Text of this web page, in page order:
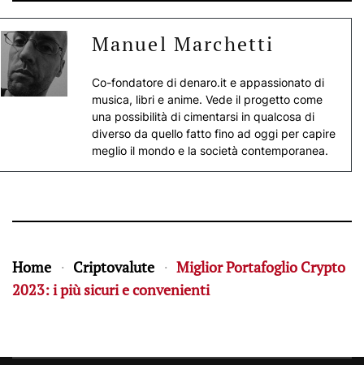
Manuel Marchetti
Co-fondatore di denaro.it e appassionato di
musica, libri e anime. Vede il progetto come
una possibilità di cimentarsi in qualcosa di
diverso da quello fatto fino ad oggi per capire
meglio il mondo e la società contemporanea.
Home Criptovalute
Miglior Portafoglio Crypto
2023: i più sicuri e convenienti